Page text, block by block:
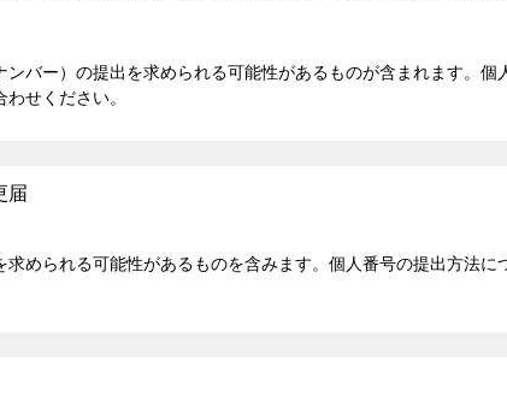
バー）の提出を求められる可能性があるものが含まれます。個
せください。
届
められる可能性があるものを含みます。個人番号の提出方法に